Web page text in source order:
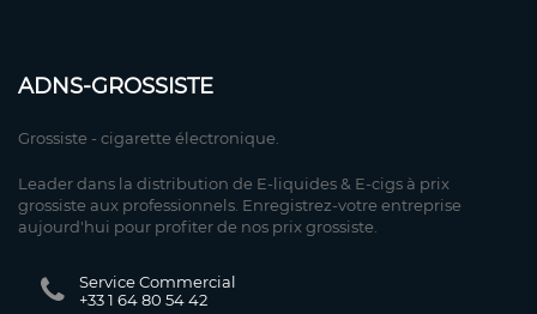
ADNS-GROSSISTE
Grossiste - cigarette électronique.
Leader dans la distribution de E-liquides & E-cigs à prix
grossiste aux professionnels. Enregistrez-votre entreprise
aujourd'hui pour profiter de nos prix grossiste.
Service Commercial
+33 1 64 80 54 42